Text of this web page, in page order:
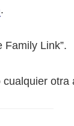
.
Family Link”.
cualquier otra